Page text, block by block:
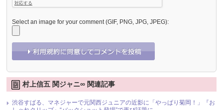
Select an image for your comment (GIF, PNG, JPG, JPEG):
村上信五 関ジャニ∞ 関連記事
渋谷すばる、マネジャーで元関西ジュニアの近影に「やっぱり菊岡！」『お